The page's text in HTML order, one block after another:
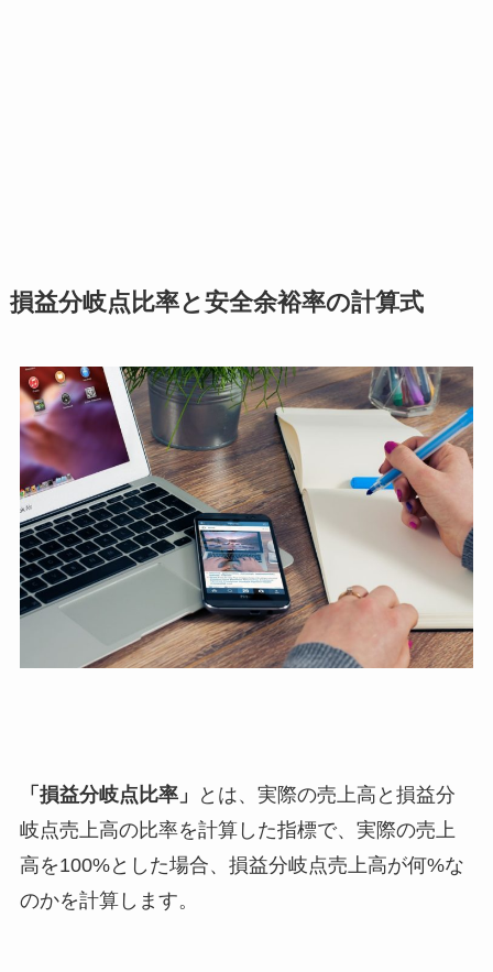
損益分岐点比率と安全余裕率の計算式
「損益分岐点比率」
とは、実際の売上高と損益分
岐点売上高の比率を計算した指標で、実際の売上
高を100%とした場合、損益分岐点売上高が何%な
のかを計算します。